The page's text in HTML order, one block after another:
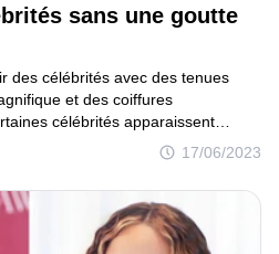
sans une goutte
17/06/2023
des célébrités avec des tenues
et des coiffures
célébrités apparaissent
dizaines de caméras et affichent
geste, elles envoient le message
rayonnantes et belles avec ou sans